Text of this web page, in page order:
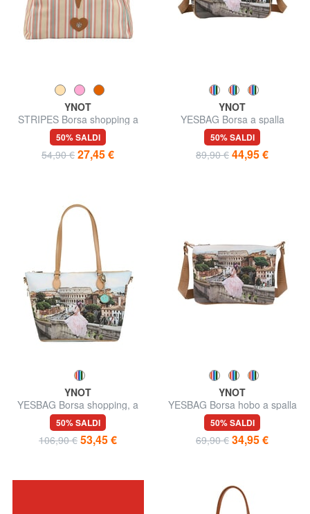
YNOT
STRIPES Borsa shopping a
mano, con tracolla
50% SALDI
54,90 € 27,45 €
YNOT
YESBAG Borsa a spalla
50% SALDI
89,90 € 44,95 €
YNOT
YESBAG Borsa shopping, a
spalla
50% SALDI
106,90 € 53,45 €
YNOT
YESBAG Borsa hobo a spalla
50% SALDI
69,90 € 34,95 €